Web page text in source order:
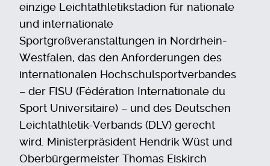
einzige Leichtathletikstadion für nationale
und internationale
Sportgroßveranstaltungen in Nordrhein-
Westfalen, das den Anforderungen des
internationalen Hochschulsportverbandes
– der FISU (Fédération Internationale du
Sport Universitaire) – und des Deutschen
Leichtathletik-Verbands (DLV) gerecht
wird. Ministerpräsident Hendrik Wüst und
Oberbürgermeister Thomas Eiskirch